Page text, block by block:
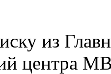
из
центра